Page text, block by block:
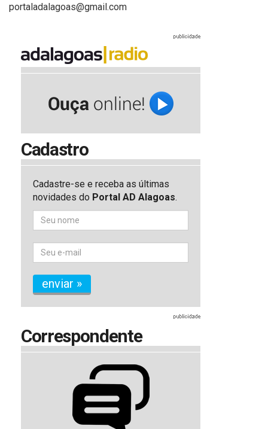
portaladalagoas@gmail.com
Cadastro
Cadastre-se e receba as últimas
novidades do Portal AD Alagoas.
enviar »
Correspondente